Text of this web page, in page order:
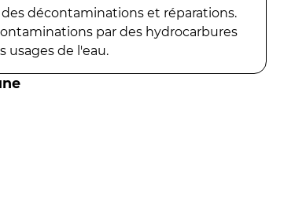
décontaminations et réparations.
par des hydrocarbures
usages de l'eau.